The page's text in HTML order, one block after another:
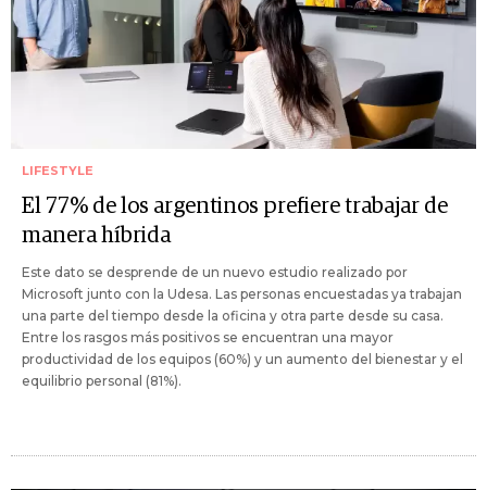
LIFESTYLE
El 77% de los argentinos prefiere trabajar de
manera híbrida
Este dato se desprende de un nuevo estudio realizado por
Microsoft junto con la Udesa. Las personas encuestadas ya trabajan
una parte del tiempo desde la oficina y otra parte desde su casa.
Entre los rasgos más positivos se encuentran una mayor
productividad de los equipos (60%) y un aumento del bienestar y el
equilibrio personal (81%).